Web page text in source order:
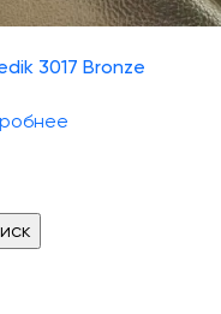
3017 Bronze